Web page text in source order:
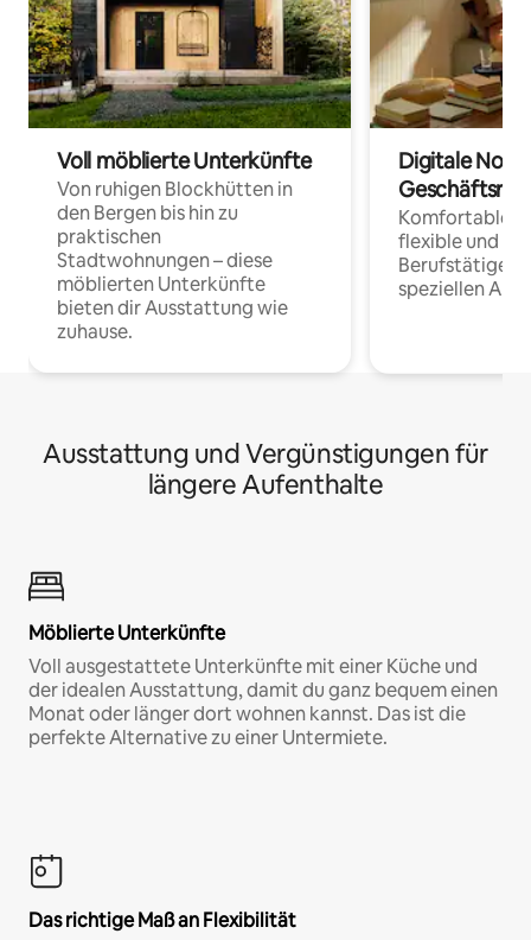
Voll möblierte Unterkünfte
Von ruhigen Blockhütten in
den Bergen bis hin zu
praktischen
Stadtwohnungen – diese
möblierten Unterkünfte
bieten dir Ausstattung wie
zuhause.
Digitale
Komfortable
flexible und
Berufstätige
speziellen
Ausstattung und Vergünstigungen für
längere Aufenthalte
Möblierte Unterkünfte
Voll ausgestattete Unterkünfte mit einer Küche und
der idealen Ausstattung, damit du ganz bequem einen
Monat oder länger dort wohnen kannst. Das ist die
perfekte Alternative zu einer Untermiete.
Das richtige Maß an Flexibilität